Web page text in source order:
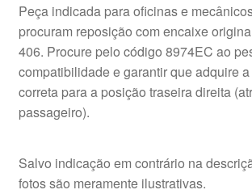
Peça indicada para oficinas e
procuram reposição com encaixe
406. Procure pelo código 8974EC ao
compatibilidade e garantir que adquire
correta para a posição traseira direita
passageiro).
Salvo indicação em contrário na
fotos são meramente ilustrativas.